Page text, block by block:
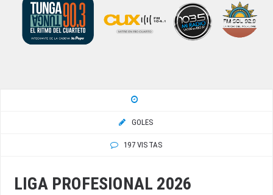
GOLES
197 VISTAS
LIGA PROFESIONAL 2026